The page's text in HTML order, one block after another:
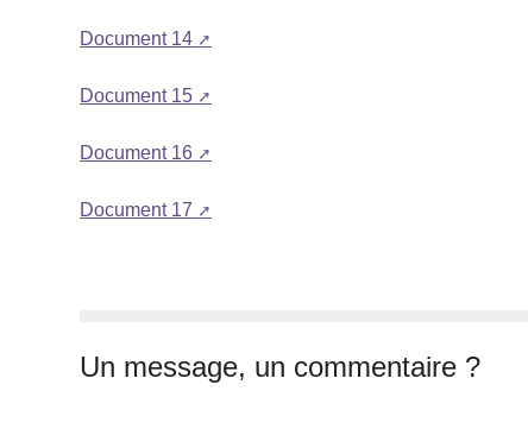
Document 14
Document 15
Document 16
Document 17
Un message, un commentaire ?